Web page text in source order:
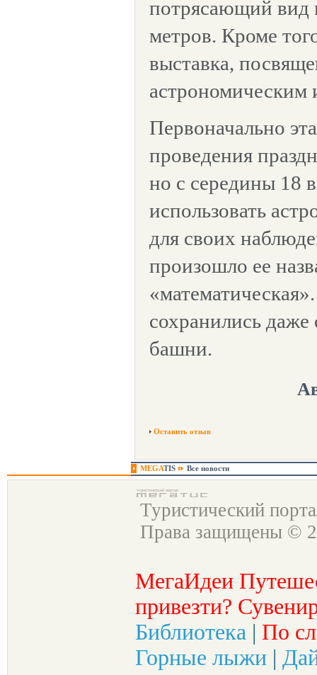
потрясающий вид
метров. Кроме
выставка,
астрономическим
Первоначально
проведения
но с середины 18
использовать
для своих
произошло ее
сохранились
башни.
Оставить отзыв
MEGATIS Все новости
Туристический
Права защищены ©
МегаИдеи
привезти?
Библиотека | По
Горные лыжи |